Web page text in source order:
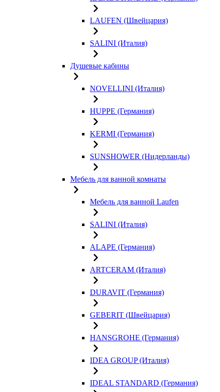
LAUFEN (Швейцария)
SALINI (Италия)
Душевые кабины
NOVELLINI (Италия)
HUPPE (Германия)
KERMI (Германия)
SUNSHOWER (Нидерланды)
Мебель для ванной комнаты
Мебель для ванной Laufen
SALINI (Италия)
ALAPE (Германия)
ARTCERAM (Италия)
DURAVIT (Германия)
GEBERIT (Швейцария)
HANSGROHE (Германия)
IDEA GROUP (Италия)
IDEAL STANDARD (Германия)